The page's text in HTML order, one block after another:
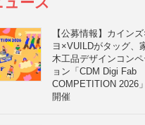
【公募情報】カイン
ヨ×VUILDがタッグ、
木工品デザインコン
ョン「CDM Digi Fab
COMPETITION 2026
開催